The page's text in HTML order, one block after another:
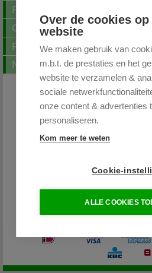
Over de cookies op
website
We maken gebruik van
m.b.t. de prestaties en het
website te verzamelen &
sociale
onze content & advertenties
personaliseren.
Kom meer te weten
Cookie-
ALLE COOKIES
Fotoalbum
Openingstijden
FAQ
Nieuwsbrief